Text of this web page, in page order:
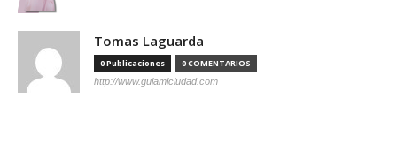
Tomas Laguarda
0 Publicaciones 0 COMENTARIOS
http://www.guiamiciudad.com